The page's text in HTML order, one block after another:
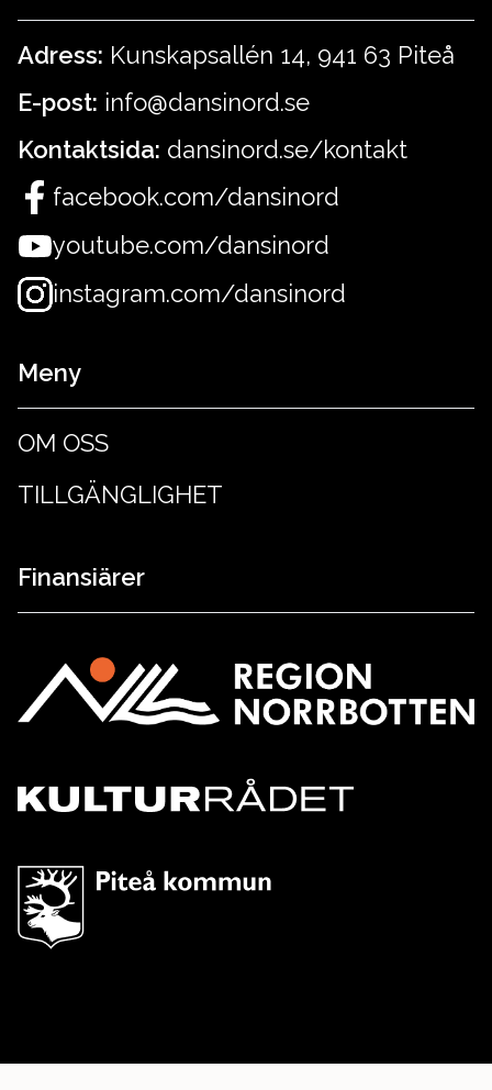
Adress: Kunskapsallén 14, 941 63 Piteå
E-post: info@dansinord.se
Kontaktsida: dansinord.se/kontakt
facebook.com/dansinord
youtube.com/dansinord
instagram.com/dansinord
Meny
OM OSS
TILLGÄNGLIGHET
Finansiärer